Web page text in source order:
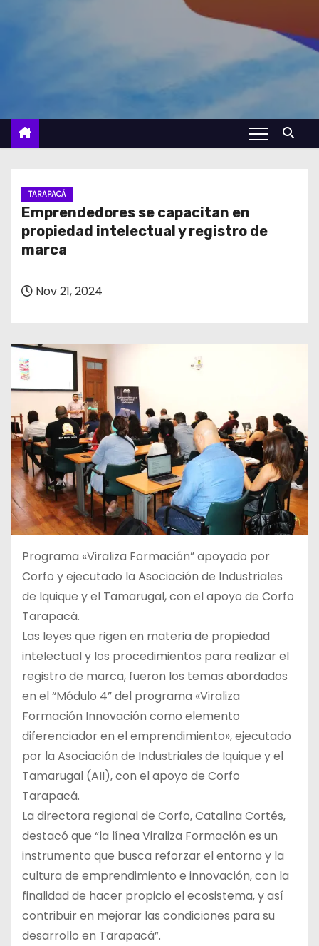
TARAPACÁ
Emprendedores se capacitan en
propiedad intelectual y registro de
marca
Nov 21, 2024
Programa «Viraliza Formación” apoyado por
Corfo y ejecutado la Asociación de Industriales
de Iquique y el Tamarugal, con el apoyo de Corfo
Tarapacá.
Las leyes que rigen en materia de propiedad
intelectual y los procedimientos para realizar el
registro de marca, fueron los temas abordados
en el “Módulo 4” del programa «Viraliza
Formación Innovación como elemento
diferenciador en el emprendimiento», ejecutado
por la Asociación de Industriales de Iquique y el
Tamarugal (AII), con el apoyo de Corfo
Tarapacá.
La directora regional de Corfo, Catalina Cortés,
destacó que “la línea Viraliza Formación es un
instrumento que busca reforzar el entorno y la
cultura de emprendimiento e innovación, con la
finalidad de hacer propicio el ecosistema, y así
contribuir en mejorar las condiciones para su
desarrollo en Tarapacá”.